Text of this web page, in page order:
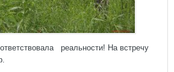
реальности! На встречу